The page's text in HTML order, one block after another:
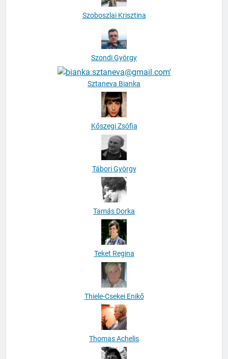
Szoboszlai Krisztina
Szondi György
Sztaneva Bianka
Kőszegi Zsófia
Tábori György
Tamás Dorka
Teket Regina
Thiele-Csekei Enikő
Thomas Achelis